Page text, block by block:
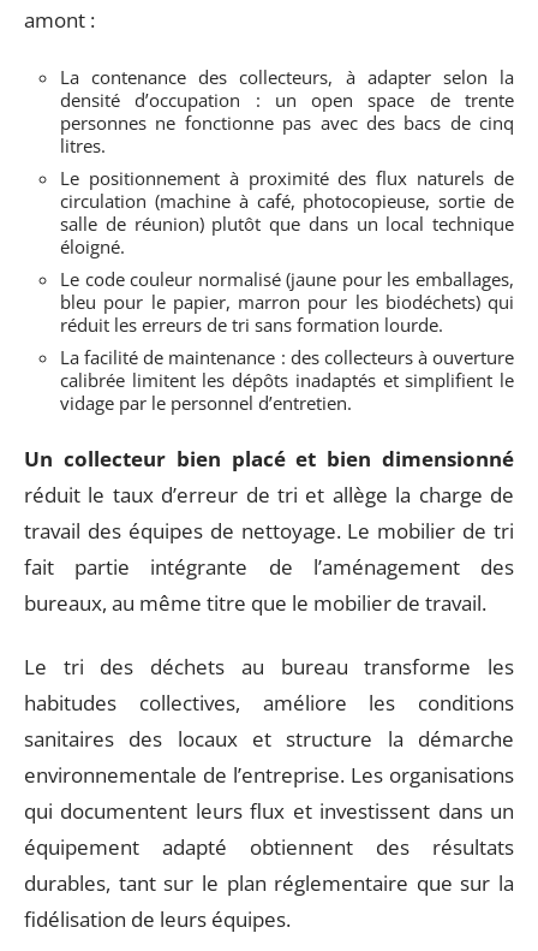
amont :
La contenance des collecteurs, à adapter selon la
densité d’occupation : un open space de trente
personnes ne fonctionne pas avec des bacs de cinq
litres.
Le positionnement à proximité des flux naturels de
circulation (machine à café, photocopieuse, sortie de
salle de réunion) plutôt que dans un local technique
éloigné.
Le code couleur normalisé (jaune pour les emballages,
bleu pour le papier, marron pour les biodéchets) qui
réduit les erreurs de tri sans formation lourde.
La facilité de maintenance : des collecteurs à ouverture
calibrée limitent les dépôts inadaptés et simplifient le
vidage par le personnel d’entretien.
Un collecteur bien placé et bien dimensionné
réduit le taux d’erreur de tri et allège la charge de
travail des équipes de nettoyage. Le mobilier de tri
fait partie intégrante de l’aménagement des
bureaux, au même titre que le mobilier de travail.
Le tri des déchets au bureau transforme les
habitudes collectives, améliore les conditions
sanitaires des locaux et structure la démarche
environnementale de l’entreprise. Les organisations
qui documentent leurs flux et investissent dans un
équipement adapté obtiennent des résultats
durables, tant sur le plan réglementaire que sur la
fidélisation de leurs équipes.